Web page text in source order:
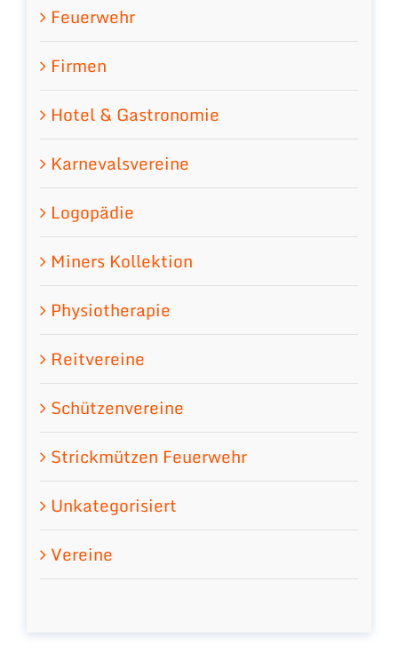
Feuerwehr
Firmen
Hotel & Gastronomie
Karnevalsvereine
Logopädie
Miners Kollektion
Physiotherapie
Reitvereine
Schützenvereine
Strickmützen Feuerwehr
Unkategorisiert
Vereine